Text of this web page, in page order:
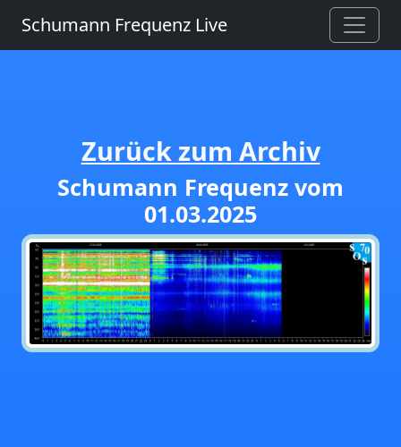
Schumann Frequenz Live
Zurück zum Archiv
Schumann Frequenz vom
01.03.2025